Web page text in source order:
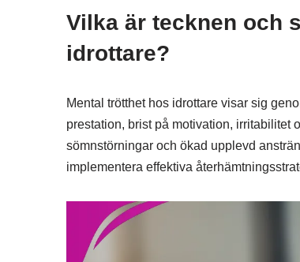
Vilka är tecknen och
idrottare?
Mental trötthet hos idrottare visar sig
prestation, brist på motivation, irritabilitet
sömnstörningar och ökad upplevd
implementera effektiva